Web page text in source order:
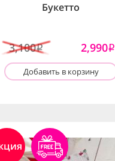
Букетто
3,100i 2,990i
Добавить в корзину